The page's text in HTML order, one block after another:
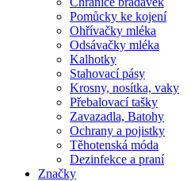
Pomůcky ke kojení
Ohřívačky mléka
Odsávačky mléka
Kalhotky
Stahovací pásy
Krosny, nosítka, vaky
Přebalovací tašky
Zavazadla, Batohy
Ochrany a pojistky
Těhotenská móda
Dezinfekce a praní
Značky